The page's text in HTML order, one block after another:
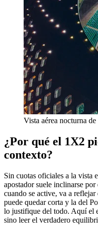
Vista aérea nocturna
¿Por qué el 1X2
contexto?
Sin cuotas oficiales a la vista
apostador suele inclinarse
cuando se active, va a reflejar
puede quedar corta y la del
lo justifique del todo. Aquí el
sino leer el verdadero